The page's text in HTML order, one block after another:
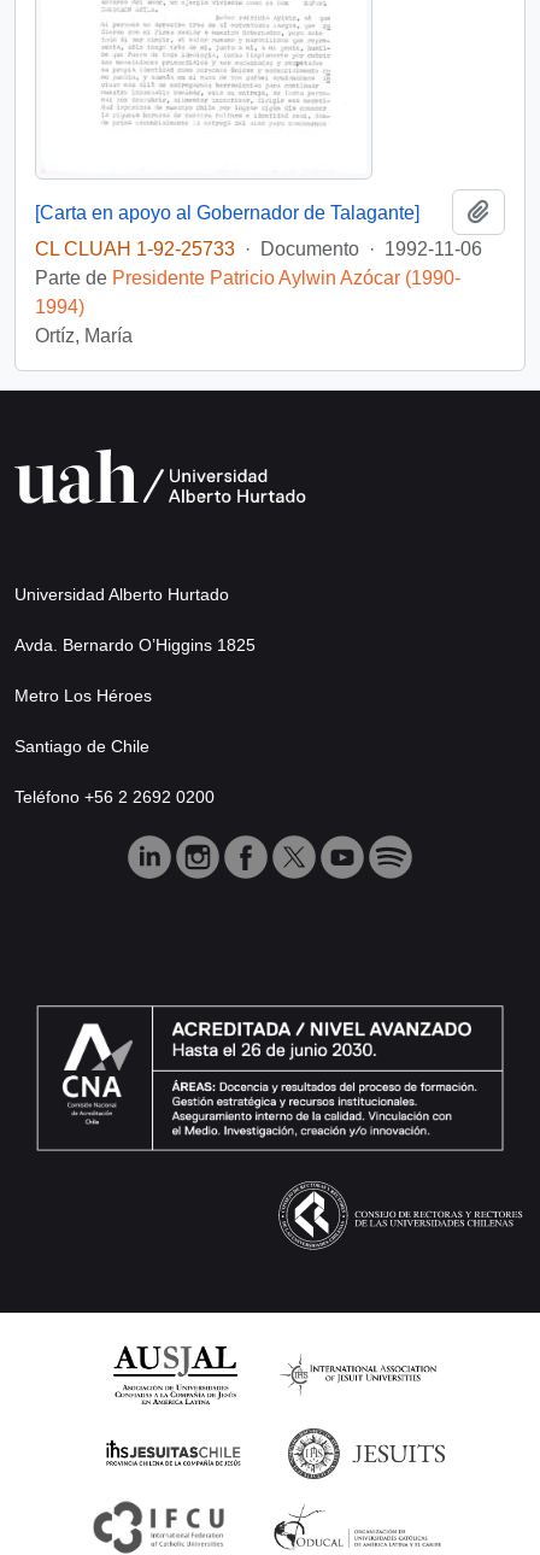
[Carta en apoyo al Gobernador de Talagante]
CL CLUAH 1-92-25733 · Documento · 1992-11-06
Parte de Presidente Patricio Aylwin Azócar (1990-
1994)
Ortíz, María
Universidad Alberto Hurtado
Avda. Bernardo O’Higgins 1825
Metro Los Héroes
Santiago de Chile
Teléfono +56 2 2692 0200